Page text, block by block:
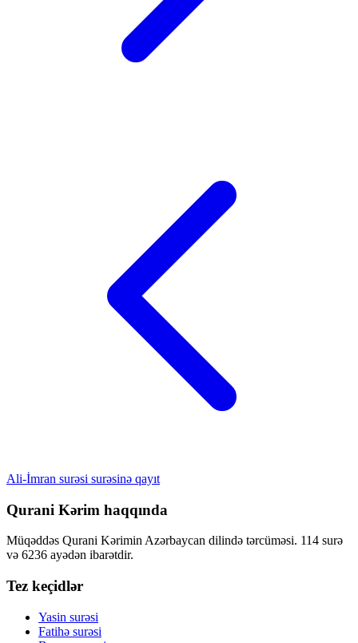
Ali-İmran surəsi surəsinə qayıt
Qurani Kərim haqqında
Müqəddəs Qurani Kərimin Azərbaycan dilində tərcüməsi. 114 surə
və 6236 ayədən ibarətdir.
Tez keçidlər
Yasin surəsi
Fatihə surəsi